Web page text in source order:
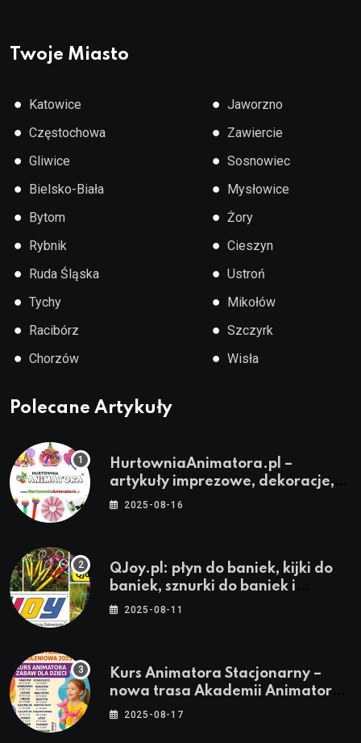
Twoje Miasto
● Katowice
● Częstochowa
● Gliwice
● Bielsko-Biała
● Bytom
● Rybnik
● Ruda Śląska
● Tychy
● Racibórz
● Chorzów
● Jaworzno
● Zawiercie
● Sosnowiec
● Mysłowice
● Żory
● Cieszyn
● Ustroń
● Mikołów
● Szczyrk
● Wisła
Polecane Artykuły
HurtowniaAnimatora.pl –
artykuły imprezowe, dekoracje,
stroje i akcesoria dla animatorów
2025-08-16
QJoy.pl: płyn do baniek, kijki do
baniek, sznurki do baniek i
zestawy do baniek
2025-08-11
Kurs Animatora Stacjonarny –
nowa trasa Akademii Animatora
– jesień 2025
2025-08-17